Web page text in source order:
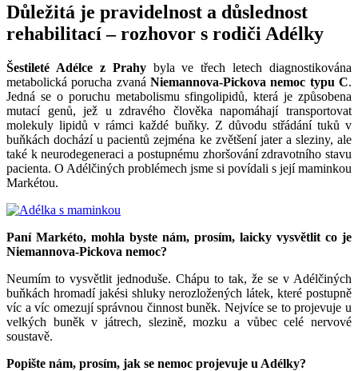
Důležitá je pravidelnost a důslednost
rehabilitací – rozhovor s rodiči Adélky
Šestileté Adélce z Prahybyla ve třech letech diagnostikována
metabolická porucha zvaná Niemannova-Pickova nemoc typu C.
Jedná se o poruchu metabolismu sfingolipidů, která je způsobena
mutací genů, jež u zdravého člověka napomáhají transportovat
molekuly lipidů v rámci každé buňky. Z důvodu střádání tuků v
buňkách dochází u pacientů zejména ke zvětšení jater a sleziny, ale
také k neurodegeneraci a postupnému zhoršování zdravotního stavu
pacienta. O Adélčiných problémech jsme si povídali s její maminkou
Markétou.
Paní Markéto, mohla byste nám, prosím, laicky vysvětlit co je
Niemannova-Pickova nemoc?
Neumím to vysvětlit jednoduše. Chápu to tak, že se v Adélčiných
buňkách hromadí jakési shluky nerozložených látek, které postupně
víc a víc omezují správnou činnost buněk. Nejvíce se to projevuje u
velkých buněk v játrech, slezině, mozku a vůbec celé nervové
soustavě.
Popište nám, prosím, jak se nemoc projevuje u Adélky?